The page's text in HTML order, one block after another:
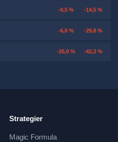
-0,5 % -14,5 %
-6,0 % -29,8 %
-25,0 % -42,3 %
Strategier
Magic Formula